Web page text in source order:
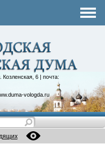
Козленская, 6 | почта:
vologda.ru